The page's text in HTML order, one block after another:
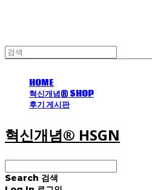
HOME
혁신개념® SHOP
후기 게시판
혁신개념® HSGN
Search 검색